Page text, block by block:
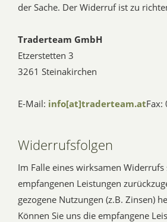
der Sache. Der Widerruf ist zu
Traderteam GmbH
Etzerstetten 3
3261 Steinakirchen
E-Mail: info[at]traderteam.at
Widerrufsfolgen
Im Falle eines wirksamen
empfangenen Leistungen
gezogene Nutzungen (z.B. Zinsen)
Können Sie uns die empfangene